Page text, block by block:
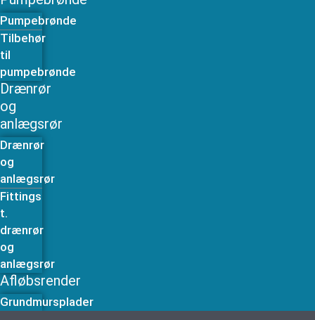
Pumpebrønde
Tilbehør
til
pumpebrønde
Drænrør
og
anlægsrør
Drænrør
og
anlægsrør
Fittings
t.
drænrør
og
anlægsrør
Afløbsrender
Grundmursplader